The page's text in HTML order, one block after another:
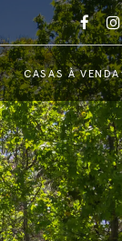
CASAS À VENDA